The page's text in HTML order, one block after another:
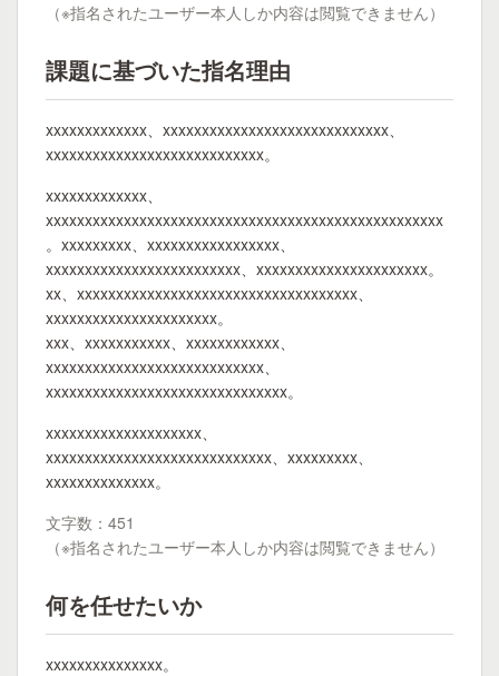
（※指名されたユーザー本人しか内容は閲覧できません）
課題に基づいた指名理由
xxxxxxxxxxxxx、xxxxxxxxxxxxxxxxxxxxxxxxxxxxx、
xxxxxxxxxxxxxxxxxxxxxxxxxxxx。
xxxxxxxxxxxxx、
xxxxxxxxxxxxxxxxxxxxxxxxxxxxxxxxxxxxxxxxxxxxxxxxxxx
。xxxxxxxxx、xxxxxxxxxxxxxxxxx、
xxxxxxxxxxxxxxxxxxxxxxxxx、xxxxxxxxxxxxxxxxxxxxxx。
xx、xxxxxxxxxxxxxxxxxxxxxxxxxxxxxxxxxxxx、
xxxxxxxxxxxxxxxxxxxxxx。
xxx、xxxxxxxxxxx、xxxxxxxxxxxx、
xxxxxxxxxxxxxxxxxxxxxxxxxxxx、
xxxxxxxxxxxxxxxxxxxxxxxxxxxxxxx。
xxxxxxxxxxxxxxxxxxxx、
xxxxxxxxxxxxxxxxxxxxxxxxxxxxx、xxxxxxxxx、
xxxxxxxxxxxxxx。
文字数：451
（※指名されたユーザー本人しか内容は閲覧できません）
何を任せたいか
xxxxxxxxxxxxxxx。